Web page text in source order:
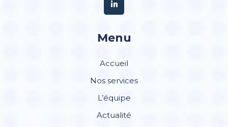
Menu
Accueil
Nos services
L’équipe
Actualité